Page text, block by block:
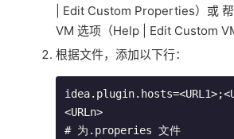
| Edit Custom Properties）或
VM 选项（Help | Edit Custom
根据文件，添加以下行：
<URLn>
# 为.properies 文件